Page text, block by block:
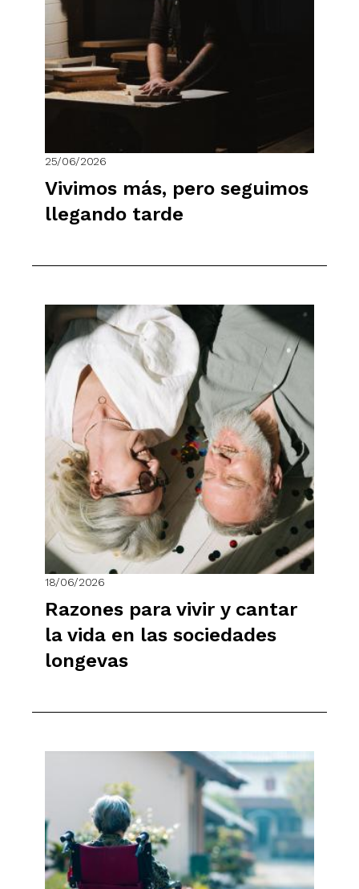
25/06/2026
Vivimos más, pero seguimos
llegando tarde
18/06/2026
Razones para vivir y cantar
la vida en las sociedades
longevas